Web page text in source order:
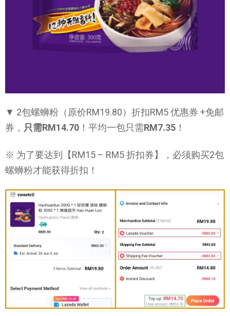
▼ 2包螺蛳粉（原价RM19.80）折扣RM5 优惠券 +免邮
券， 只需RM14.70 ！平均一包只需RM7.35 ！
※ 为了要达到【RM15 – RM5 折扣券】，必须购买2包
螺蛳粉才能获得折扣！